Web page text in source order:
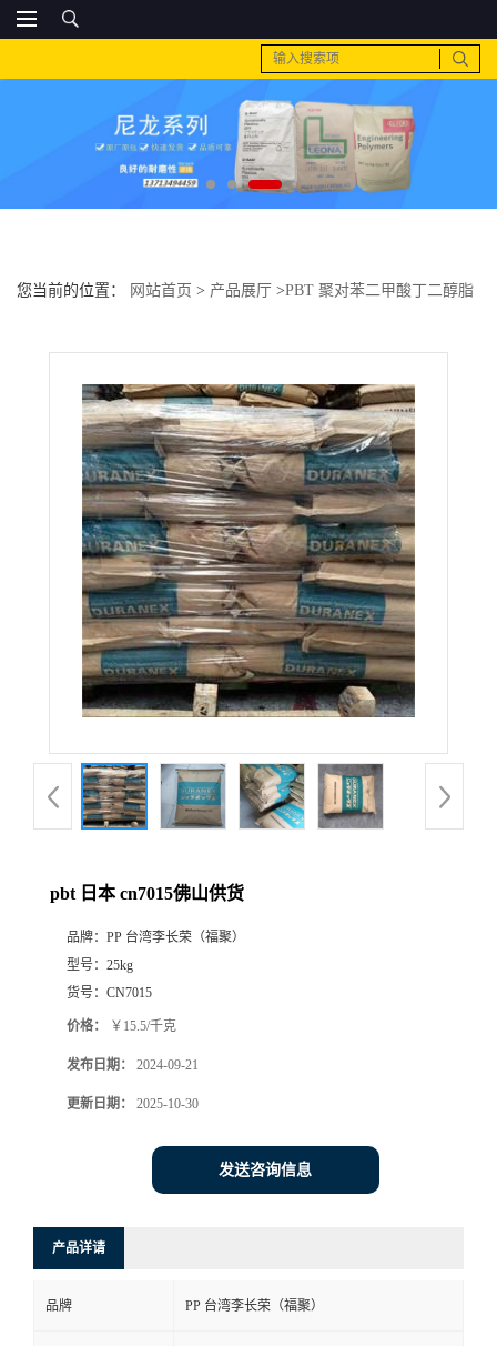
您当前的位置： 网站首页 > 产品展厅 >PBT 聚对苯二甲酸丁二醇脂
pbt 日本 cn7015佛山供货
品牌： PP 台湾李长荣（福聚）
型号： 25kg
货号： CN7015
价格： ￥15.5/千克
发布日期： 2024-09-21
更新日期： 2025-10-30
发送咨询信息
产品详请
品牌 PP 台湾李长荣（福聚）